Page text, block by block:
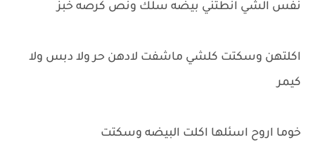
نفس الشي انطتني بيضه سلك ونص كرصه خبز
اكلتهن وسكتت كلشي ماشفت لادهن حر ولا دبس ولا
كيمر
خوما اروح اسئلها اكلت البيضه وسكتت